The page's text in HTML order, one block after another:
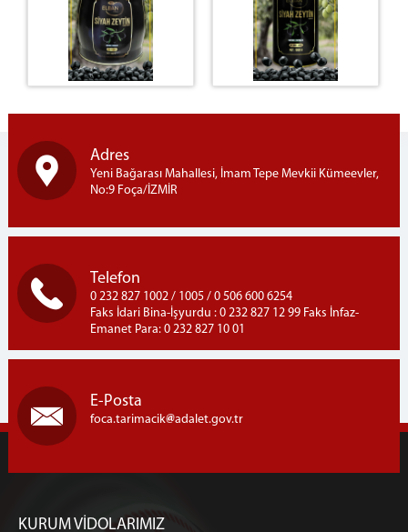
Süt ve Süt İşleme
Tarım Uygulamaları
Zeytincilik / Zeytin İşleme
İşyurdu Ürünler
Ağaç İşleme Ürünler
Süt İşleme Ürünler
Zeytincilik Ürünler
İşyurdu Kantinler
Foça Kantin
Karşıyaka Kantin
Merkez Kantin
Emanet Para Yönetmeliği
Emanet Eşya Yönetmeliği
Sıkca Sorulan Sorular
Ziyaret Yönetmeliği
Ziyaret Günleri
Adres
Yeni Bağarası Mahallesi, İmam Tepe Mevkii Kümeevler,
No:9 Foça/İZMİR
Telefon
0 232 827 1002 / 1005 / 0 506 600 6254
Faks İdari Bina-İşyurdu : 0 232 827 12 99 Faks İnfaz-
Emanet Para: 0 232 827 10 01
E-Posta
foca.tarimacik adalet.gov.tr
KURUM VİDOLARIMIZ